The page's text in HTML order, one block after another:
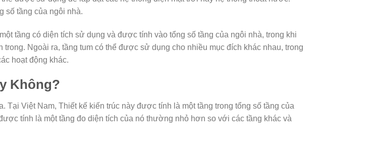
số tầng của ngôi nhà.
tầng có diện tích sử dụng và được tính vào tổng số tầng của ngôi nhà, trong khi
Ngoài ra, tầng tum có thể được sử dụng cho nhiều mục đích khác nhau, trong
hoạt động khác.
Không?
Việt Nam, Thiết kế kiến trúc này được tính là một tầng trong tổng số tầng của
tính là một tầng đo diện tích của nó thường nhỏ hơn so với các tầng khác và